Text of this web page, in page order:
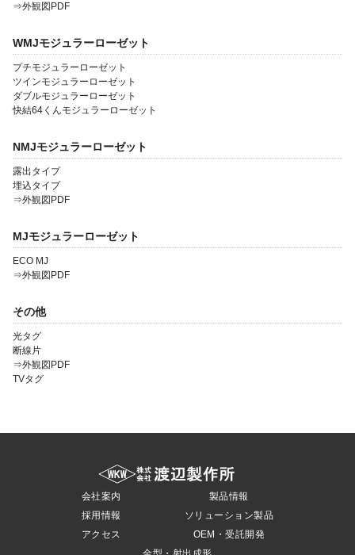
⇒外観図PDF
WMJモジュラーローゼット
プチモジュラーローゼット
ツインモジュラーローゼット
ダブルモジュラーローゼット
快結64くんモジュラーローゼット
NMJモジュラーローゼット
露出タイプ
埋込タイプ
⇒外観図PDF
MJモジュラーローゼット
ECO MJ
⇒外観図PDF
その他
光タグ
断線片
⇒外観図PDF
TVタグ
会社案内
採用情報
アクセス
製品情報
ソリューション製品
OEM・受託開発